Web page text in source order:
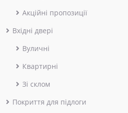
Акційні пропозиції
Вхідні двері
Вуличні
Квартирні
Зі склом
Покриття для підлоги